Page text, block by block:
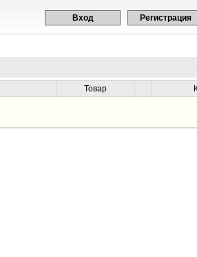
Вход Регистрация
Товар